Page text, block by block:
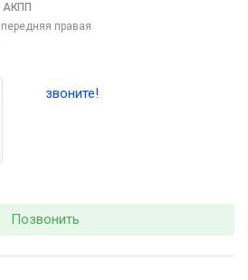
АКПП
правая
звоните!
Позвонить